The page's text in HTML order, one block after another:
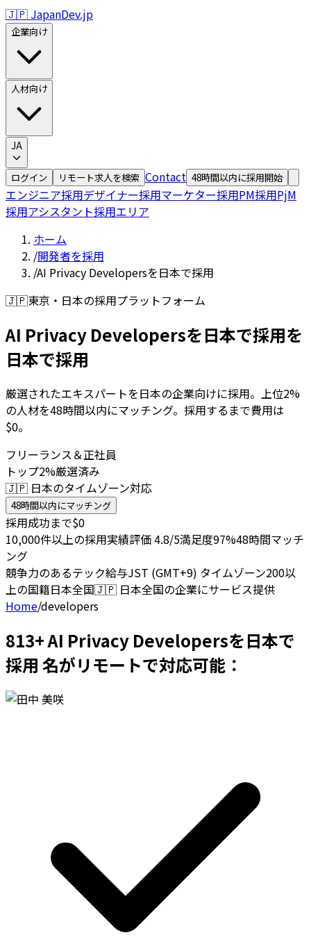
🇯🇵 JapanDev.jp
企業向け
人材向け
JA
ログイン リモート求人を検索 Contact 48時間以内に採用開始
エンジニア採用デザイナー採用マーケター採用PM採用PjM
採用アシスタント採用エリア
ホーム
/開発者を採用
/AI Privacy Developersを日本で採用
🇯🇵東京・日本の採用プラットフォーム
AI Privacy Developersを日本で採用を
日本で採用
厳選されたエキスパートを日本の企業向けに採用。上位2%
の人材を48時間以内にマッチング。採用するまで費用は
$0。
フリーランス＆正社員
トップ2%厳選済み
🇯🇵 日本のタイムゾーン対応
48時間以内にマッチング
採用成功まで$0
10,000件以上の採用実績評価 4.8/5満足度97%48時間マッチ
ング
競争力のあるテック給与JST (GMT+9) タイムゾーン200以
上の国籍日本全国🇯🇵 日本全国の企業にサービス提供
Home/developers
813+ AI Privacy Developersを日本で
採用 名がリモートで対応可能：